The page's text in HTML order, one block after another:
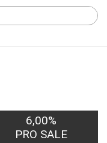
6,00%
PRO SALE